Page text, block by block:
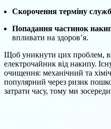
Скорочення терміну
Попадання частинок
впливати на здоров’я.
Щоб уникнути цих проблем,
електрочайник від накипу.
очищення: механічний та
популярний через ризик
затрати часу, тому ми